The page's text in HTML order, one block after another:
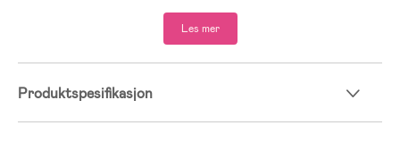
- Fôr: 100 % resirkulert polyester.
Les mer
Produktspesifikasjon